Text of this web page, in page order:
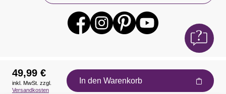
Auszeichnungen
49,99 €
inkl. MwSt. zzgl.
Versandkosten
In den Warenkorb